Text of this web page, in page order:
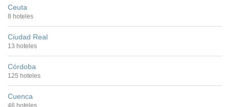
Ceuta
8 hoteles
Ciudad Real
13 hoteles
Córdoba
125 hoteles
Cuenca
46 hoteles